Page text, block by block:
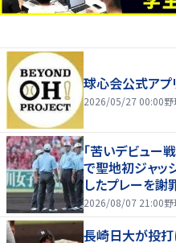
球心会公式アプ
2026/05/27 00:00
｢苦いデビュー
で聖地初ジャッ
したプレーを謝
2026/08/07 21:00
長崎日大が投打